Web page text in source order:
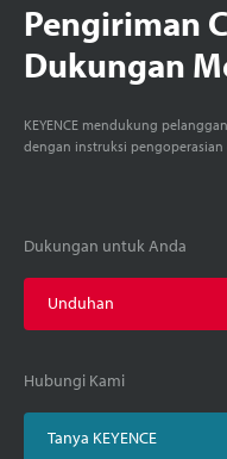
Pengiriman
Dukungan
KEYENCE mendukung
dengan instruksi
Dukungan untuk Anda
Unduhan
Hubungi Kami
Tanya KEYENCE